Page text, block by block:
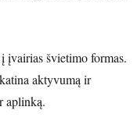
įvairias švietimo formas.
aktyvumą ir
aplinką.